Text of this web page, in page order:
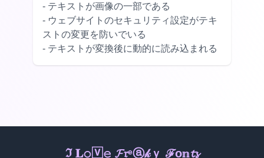
- テキストが画像の一部である
- ウェブサイトのセキュリティ設定がテキ
ストの変更を防いでいる
- テキストが変換後に動的に読み込まれる
𝕀 ℒ𝕠ᵛ𝚎 𝐅ⓡᵉ𝕒k𝔶 𝔽𝐨𝕟ⓣⓢ